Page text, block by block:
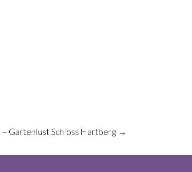
– Gartenlust Schloss Hartberg →